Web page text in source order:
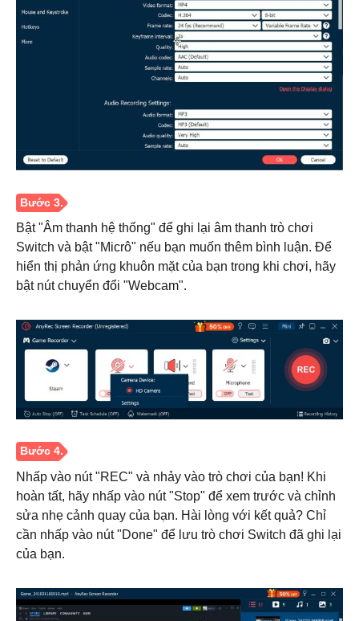
Bước 2.
Bật "Âm thanh hệ thống" để ghi lại âm thanh trò chơi
Switch và bật "Micrô" nếu bạn muốn thêm bình luận. Để
hiển thị phản ứng khuôn mặt của bạn trong khi chơi, hãy
bật nút chuyển đổi "Webcam".
Nhấp vào nút "REC" và nhảy vào trò chơi của bạn! Khi
hoàn tất, hãy nhấp vào nút "Stop" để xem trước và chỉnh
sửa nhẹ cảnh quay của bạn. Hài lòng với kết quả? Chỉ
cần nhấp vào nút "Done" để lưu trò chơi Switch đã ghi lại
của bạn.